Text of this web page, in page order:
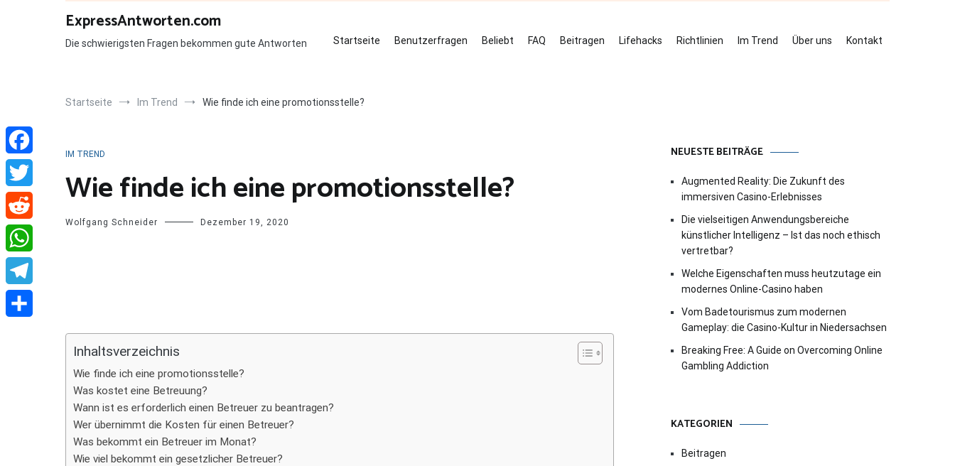
ExpressAntworten.com
Die schwierigsten Fragen bekommen gute Antworten Startseite Benutzerfragen Beliebt FAQ Beitragen Lifehacks Richtlinien Im Trend Über uns Kontakt
Startseite Im Trend Wie finde ich eine promotionsstelle?
IM TREND
Wie finde ich eine promotionsstelle?
Wolfgang Schneider Dezember 19, 2020
Inhaltsverzeichnis
Wie finde ich eine promotionsstelle?
Was kostet eine Betreuung?
Wann ist es erforderlich einen Betreuer zu beantragen?
Wer übernimmt die Kosten für einen Betreuer?
Was bekommt ein Betreuer im Monat?
Wie viel bekommt ein gesetzlicher Betreuer?
NEUESTE BEITRÄGE
Augmented Reality: Die Zukunft des
immersiven Casino-Erlebnisses
Die vielseitigen Anwendungsbereiche
künstlicher Intelligenz – Ist das noch ethisch
vertretbar?
Welche Eigenschaften muss heutzutage ein
modernes Online-Casino haben
Vom Badetourismus zum modernen
Gameplay: die Casino-Kultur in Niedersachsen
Breaking Free: A Guide on Overcoming Online
Gambling Addiction
KATEGORIEN
Beitragen
Facebook
Twitter
Reddit
WhatsApp
Telegram